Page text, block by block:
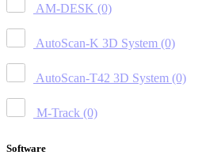
AM-DESK (0)
AutoScan-K 3D System (0)
AutoScan-T42 3D System (0)
M-Track (0)
Software